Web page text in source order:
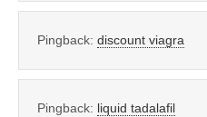
Pingback: discount viagra
Pingback: liquid tadalafil